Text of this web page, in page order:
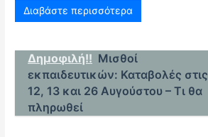
Διαβάστε περισσότερα
Δημοφιλή!! Μισθοί
εκπαιδευτικών: Καταβολές στις
12, 13 και 26 Αυγούστου – Τι θα
πληρωθεί